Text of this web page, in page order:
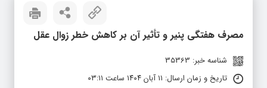
مصرف هفتگی پنیر و تأثیر آن بر کاهش خطر زوال عقل
شناسه خبر: 35363
تاریخ و زمان ارسال: ۱۱ آبان ۱۴۰۴ ساعت ۰۳:۱۱